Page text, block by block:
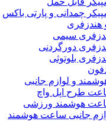
چمدانی و پارتی باکس
هندزفری
سیمی
دورگردنی
بلوتوثی
و لوازم جانبی
طرح اپل واچ
هوشمند ورزشی
جانبی ساعت هوشمند